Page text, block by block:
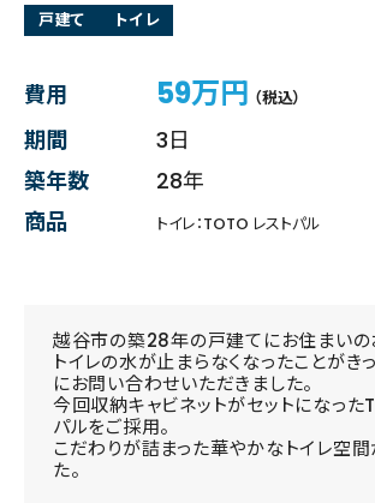
戸建て トイレ
費用 59万円 （税込）
期間
3日
築年数
28年
商品
トイレ：TOTO レストパル
越谷市の築28年の戸建てにお住まいの
トイレの水が止まらなくなったことがき
にお問い合わせいただきました。
今回収納キャビネットがセットになった
パルをご採用。
こだわりが詰まった華やかなトイレ空
た。